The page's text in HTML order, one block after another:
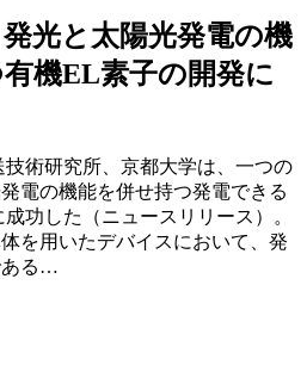
光と太陽光発電の機
機EL素子の開発に
術研究所、京都大学は、一つの
電の機能を併せ持つ発電できる
功した（ニュースリリース）。
を用いたデバイスにおいて、発
ある…